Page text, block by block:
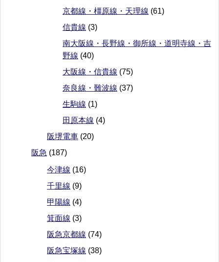
京都線・橿原線・天理線 (61)
信貴線 (3)
南大阪線・長野線・御所線・道明寺線・吉
野線 (40)
大阪線・信貴線 (75)
奈良線・難波線 (37)
生駒線 (1)
田原本線 (4)
阪堺電車 (20)
阪急 (187)
今津線 (16)
千里線 (9)
甲陽線 (4)
箕面線 (3)
阪急京都線 (74)
阪急宝塚線 (38)